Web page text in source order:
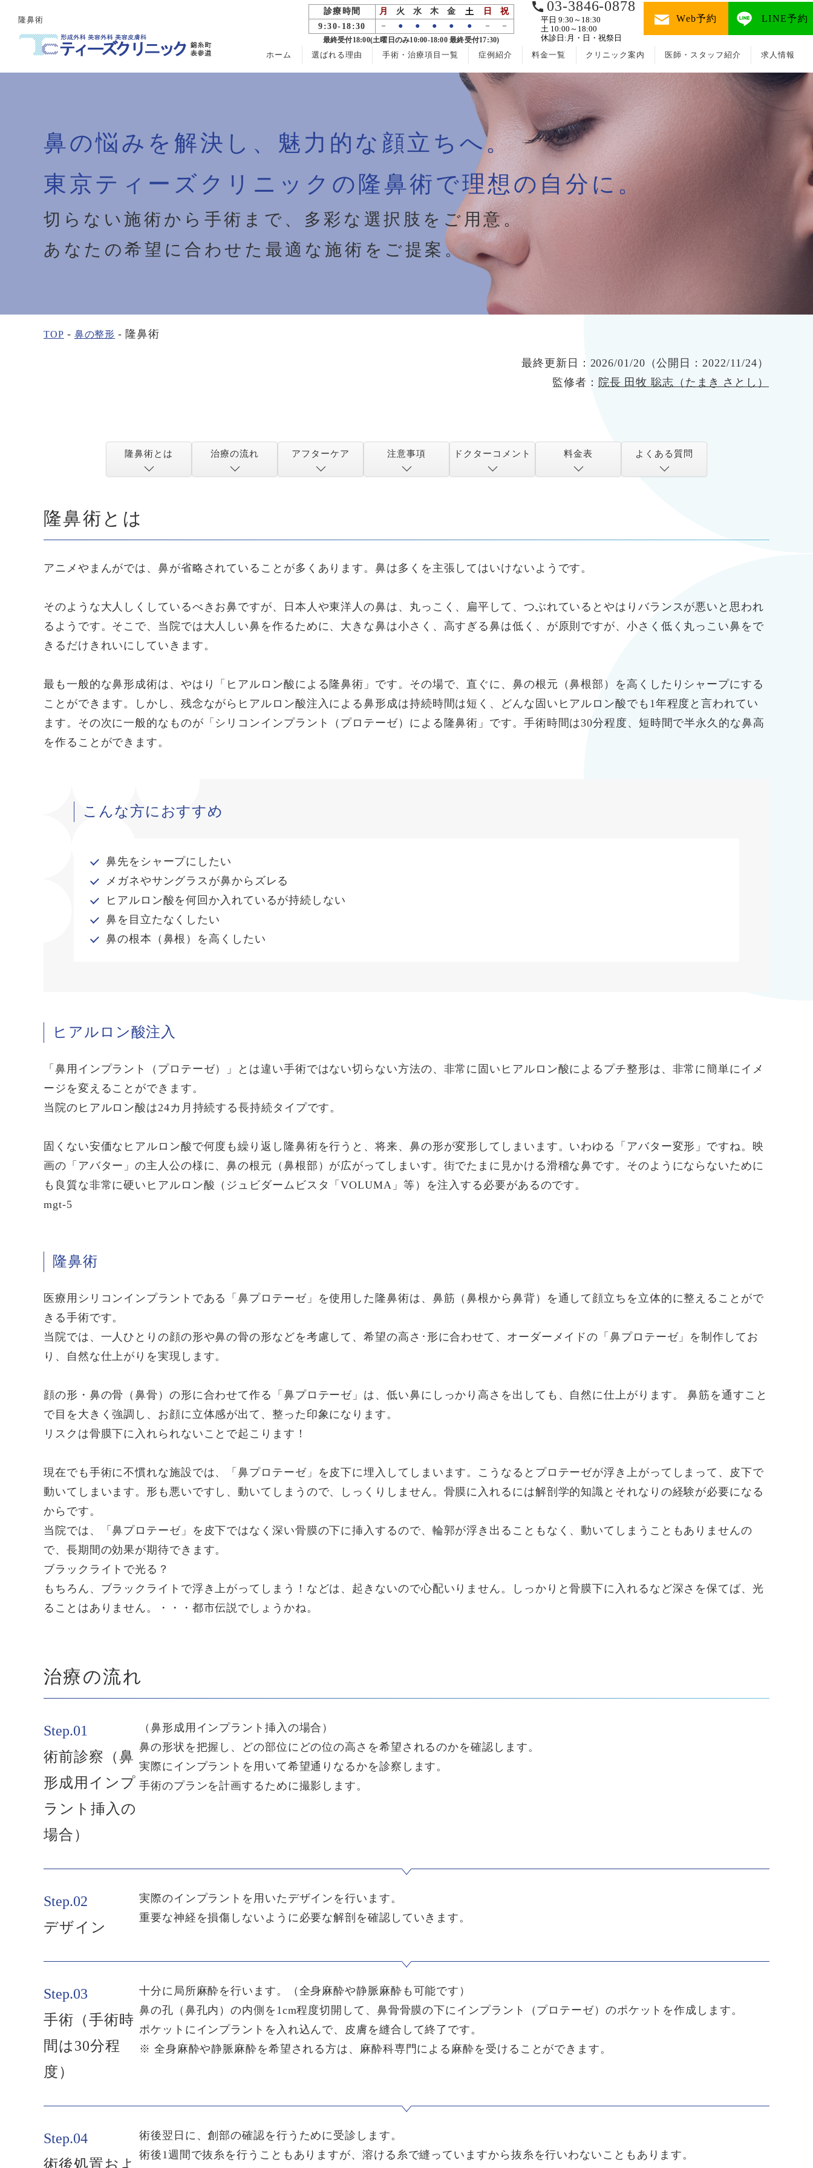
隆鼻術
ホーム 選ばれる理由 手術・治療項目一覧 症例紹介 料金一覧 クリニック案内 医師・スタッフ紹介 求人情報
診療時間 月 火 水 木 金 土 日
祝
9:30-18:30
－ ● ● ● ● ● － －
最終受付18:00(土曜日のみ10:00-18:00 最終受付17:30)
03-3846-0878
平日 9:30～18:30
土 10:00～18:00
休診日:月・日・祝祭日
LINE予約
Web予約
鼻の悩みを解決し、 魅力的な顔立ちへ。
東京ティーズクリニックの 隆鼻術で理想の自分に。
切らない施術から手術まで、 多彩な選択肢をご用意。
あなたの希望に合わせた 最適な施術をご提案。
TOP 鼻の整形 隆鼻術
最終更新日： 2026/01/20 （公開日：2022/11/24 ）
監修者： 院長 田牧 聡志（たまき さとし）
隆鼻術とは 治療の流れ アフターケア 注意事項 ドクター コメント 料金表 よくある質問
隆鼻術とは
アニメやまんがでは、鼻が省略されていることが多くあります。鼻は多くを主張してはいけないようです。
そのような大人しくしているべきお鼻ですが、日本人や東洋人の鼻は、丸っこく、扁平して、つぶれているとやはりバランスが悪いと思われ
るようです。そこで、当院では大人しい鼻を作るために、大きな鼻は小さく、高すぎる鼻は低く、が原則ですが、小さく低く丸っこい鼻をで
きるだけきれいにしていきます。
最も一般的な鼻形成術は、やはり「ヒアルロン酸による隆鼻術」です。その場で、直ぐに、鼻の根元（鼻根部）を高くしたりシャープにする
ことができます。しかし、残念ながらヒアルロン酸注入による鼻形成は持続時間は短く、どんな固いヒアルロン酸でも1年程度と言われてい
ます。その次に一般的なものが「シリコンインプラント（プロテーゼ）による隆鼻術」です。手術時間は30分程度、短時間で半永久的な鼻高
を作ることができます。
こんな方におすすめ
鼻先をシャープにしたい
メガネやサングラスが鼻からズレる
ヒアルロン酸を何回か入れているが持続しない
鼻を目立たなくしたい
鼻の根本（鼻根）を高くしたい
ヒアルロン酸注入
「鼻用インプラント（プロテーゼ）」とは違い手術ではない切らない方法の、非常に固いヒアルロン酸によるプチ整形は、非常に簡単にイメ
ージを変えることができます。
当院のヒアルロン酸は24カ月持続する長持続タイプです。
固くない安価なヒアルロン酸で何度も繰り返し隆鼻術を行うと、将来、鼻の形が変形してしまいます。いわゆる「アバター変形」ですね。映
画の「アバター」の主人公の様に、鼻の根元（鼻根部）が広がってしまいす。街でたまに見かける滑稽な鼻です。そのようにならないために
も良質な非常に硬いヒアルロン酸（ジュビダームビスタ「VOLUMA」等）を注入する必要があるのです。
mgt-5
隆鼻術
医療用シリコンインプラントである「鼻プロテーゼ」を使用した隆鼻術は、鼻筋（鼻根から鼻背）を通して顔立ちを立体的に整えることがで
きる手術です。
当院では、一人ひとりの顔の形や鼻の骨の形などを考慮して、希望の高さ･形に合わせて、オーダーメイドの「鼻プロテーゼ」を制作してお
り、自然な仕上がりを実現します。
顔の形・鼻の骨（鼻骨）の形に合わせて作る「鼻プロテーゼ」は、低い鼻にしっかり高さを出しても、自然に仕上がります。 鼻筋を通すこと
で目を大きく強調し、お顔に立体感が出て、整った印象になります。
リスクは骨膜下に入れられないことで起こります！
現在でも手術に不慣れな施設では、「鼻プロテーゼ」を皮下に埋入してしまいます。こうなるとプロテーゼが浮き上がってしまって、皮下で
動いてしまいます。形も悪いですし、動いてしまうので、しっくりしません。骨膜に入れるには解剖学的知識とそれなりの経験が必要になる
からです。
当院では、「鼻プロテーゼ」を皮下ではなく深い骨膜の下に挿入するので、輪郭が浮き出ることもなく、動いてしまうこともありませんの
で、長期間の効果が期待できます。
ブラックライトで光る？
もちろん、ブラックライトで浮き上がってしまう！などは、起きないので心配いりません。しっかりと骨膜下に入れるなど深さを保てば、光
ることはありません。・・・都市伝説でしょうかね。
治療の流れ
Step.01
術前診察（鼻
形成用インプ
ラント挿入の
場合）
（鼻形成用インプラント挿入の場合）
鼻の形状を把握し、どの部位にどの位の高さを希望されるのかを確認します。
実際にインプラントを用いて希望通りなるかを診察します。
手術のプランを計画するために撮影します。
Step.02
デザイン
実際のインプラントを用いたデザインを行います。
重要な神経を損傷しないように必要な解剖を確認していきます。
Step.03
手術（手術時
間は30分程
度）
十分に局所麻酔を行います。（全身麻酔や静脈麻酔も可能です）
鼻の孔（鼻孔内）の内側を1cm程度切開して、鼻骨骨膜の下にインプラント（プロテーゼ）のポケットを作成します。
ポケットにインプラントを入れ込んで、皮膚を縫合して終了です。
※ 全身麻酔や静脈麻酔を希望される方は、麻酔科専門による麻酔を受けることができます。
Step.04
術後処置およ
術後翌日に、創部の確認を行うために受診します。
術後1週間で抜糸を行うこともありますが、溶ける糸で縫っていますから抜糸を行いわないこともあります。